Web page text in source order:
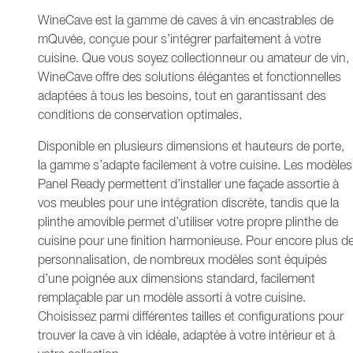
WineCave est la gamme de caves à vin encastrables de
mQuvée, conçue pour s’intégrer parfaitement à votre
cuisine. Que vous soyez collectionneur ou amateur de vin,
WineCave offre des solutions élégantes et fonctionnelles
adaptées à tous les besoins, tout en garantissant des
conditions de conservation optimales.
Disponible en plusieurs dimensions et hauteurs de porte,
la gamme s’adapte facilement à votre cuisine. Les modèles
Panel Ready permettent d’installer une façade assortie à
vos meubles pour une intégration discrète, tandis que la
plinthe amovible permet d’utiliser votre propre plinthe de
cuisine pour une finition harmonieuse. Pour encore plus
personnalisation, de nombreux modèles sont équipés
d’une poignée aux dimensions standard, facilement
remplaçable par un modèle assorti à votre cuisine.
Choisissez parmi différentes tailles et configurations pour
trouver la cave à vin idéale, adaptée à votre intérieur et à